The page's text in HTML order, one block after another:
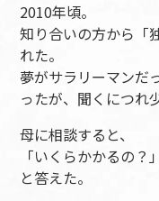
2010年頃。
知り合いの方から「
れた。
夢がサラリーマンだ
ったが、聞くにつれ
母に相談すると、
「いくらかかるの？
と答えた。